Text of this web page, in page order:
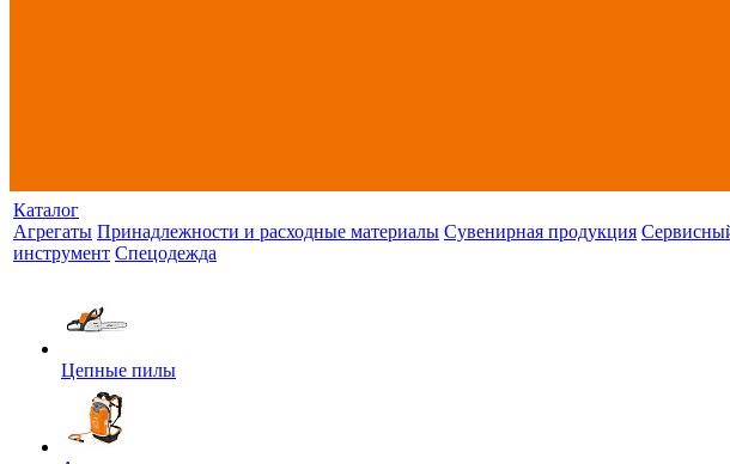
Каталог
Агрегаты Принадлежности и расходные материалы Сувенирная продукция
инструмент Спецодежда
Цепные пилы